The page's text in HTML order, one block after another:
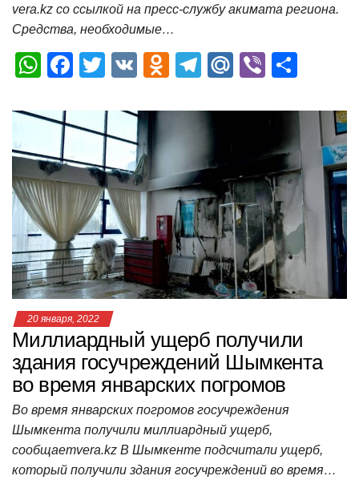
vera.kz со ссылкой на пресс-службу акимата региона.
Средства, необходимые…
W
at
A
p
p
F
c
e
b
o
o
k
T
tt
er
V
O
n
o
kl
a
ss
ni
ki
T
e
a
m
M
.R
Vi
er п
р
а
в
и
т
ь
20 января, 2022
Миллиардный ущерб получили
здания госучреждений Шымкента
во время январских погромов
Во время январских погромов госучреждения
Шымкента получили миллиардный ущерб,
сообщаетvera.kz В Шымкенте подсчитали ущерб,
который получили здания госучреждений во время…